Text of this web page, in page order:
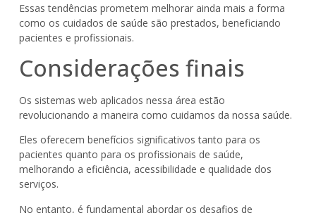
Essas tendências prometem melhorar ainda mais a forma
como os cuidados de saúde são prestados, beneficiando
pacientes e profissionais.
Considerações finais
Os sistemas web aplicados nessa área estão
revolucionando a maneira como cuidamos da nossa saúde.
Eles oferecem benefícios significativos tanto para os
pacientes quanto para os profissionais de saúde,
melhorando a eficiência, acessibilidade e qualidade dos
serviços.
No entanto, é fundamental abordar os desafios de